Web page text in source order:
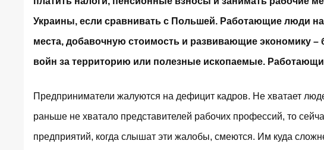
Украины, если сравнивать с Польшей. Работающие люди
места, добавочную стоимость и развивающие экономику
войн за территорию или полезные ископаемые.
Предприниматели жалуются на дефицит кадров. Не хватает
раньше не хватало представителей рабочих профессий, то
предприятий, когда слышат эти жалобы, смеются. Им куда